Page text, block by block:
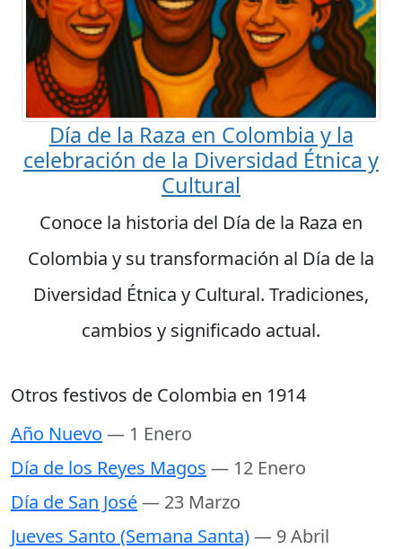
Día de la Raza en Colombia y la
celebración de la Diversidad Étnica y
Cultural
Conoce la historia del Día de la Raza en
Colombia y su transformación al Día de la
Diversidad Étnica y Cultural. Tradiciones,
cambios y significado actual.
Otros festivos de Colombia en 1914
Año Nuevo — 1 Enero
Día de los Reyes Magos — 12 Enero
Día de San José— 23 Marzo
Jueves Santo (Semana Santa)— 9 Abril